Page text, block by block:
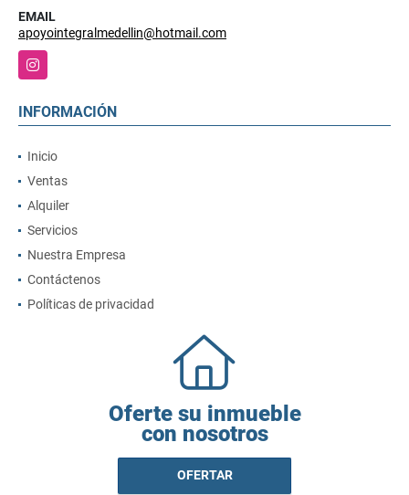
EMAIL
apoyointegralmedellin@hotmail.com
Instagram
INFORMACIÓN
Inicio
Ventas
Alquiler
Servicios
Nuestra Empresa
Contáctenos
Políticas de privacidad
Oferte su inmueble
con nosotros
OFERTAR